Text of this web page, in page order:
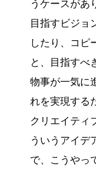
うケースがあ
目指すビジョ
したり、コピ
と、目指すべ
物事が一気に
れを実現する
クリエイティ
ういうアイデ
で、こうやっ